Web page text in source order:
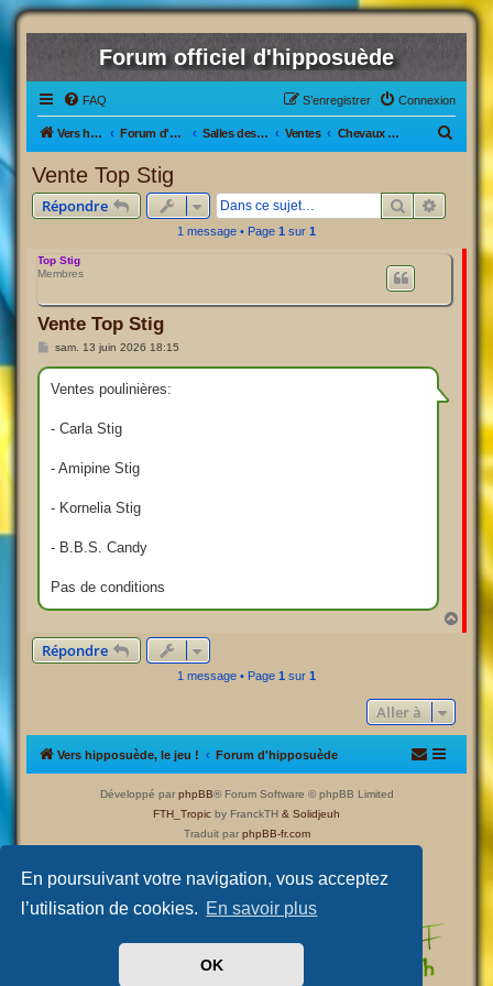
En poursuivant votre navigation, vous acceptez
l’utilisation de cookies. En savoir plus
OK
Forum officiel d'hipposuède
FAQ Connexion
S’enregistrer
Vers hipposuède, le jeu ! Forum d'hipposuède Salles des Ventes Ventes Chevaux Actifs/inactifs
Vente Top Stig
Répondre Rechercher
1 message • Page 1 sur 1
Top Stig
Membres
Vente Top Stig
M
s
s
sam. 13 juin 2026 18:15
Ventes poulinières:
- Carla Stig
- Amipine Stig
- Kornelia Stig
- B.B.S. Candy
Pas de conditions
a
Répondre
1 message • Page 1 sur 1
Aller à
Vers hipposuède, le jeu ! Forum d'hipposuède
Développé par phpBB® Forum Software © phpBB Limited
FTH_Tropic by FranckTH & Solidjeuh
Traduit par phpBB-fr.com